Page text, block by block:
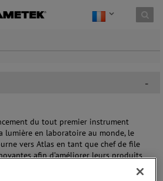
-
du tout premier instrument
lumière en laboratoire au monde, le
vers Atlas en tant que chef de file
afin d’améliorer leurs produits